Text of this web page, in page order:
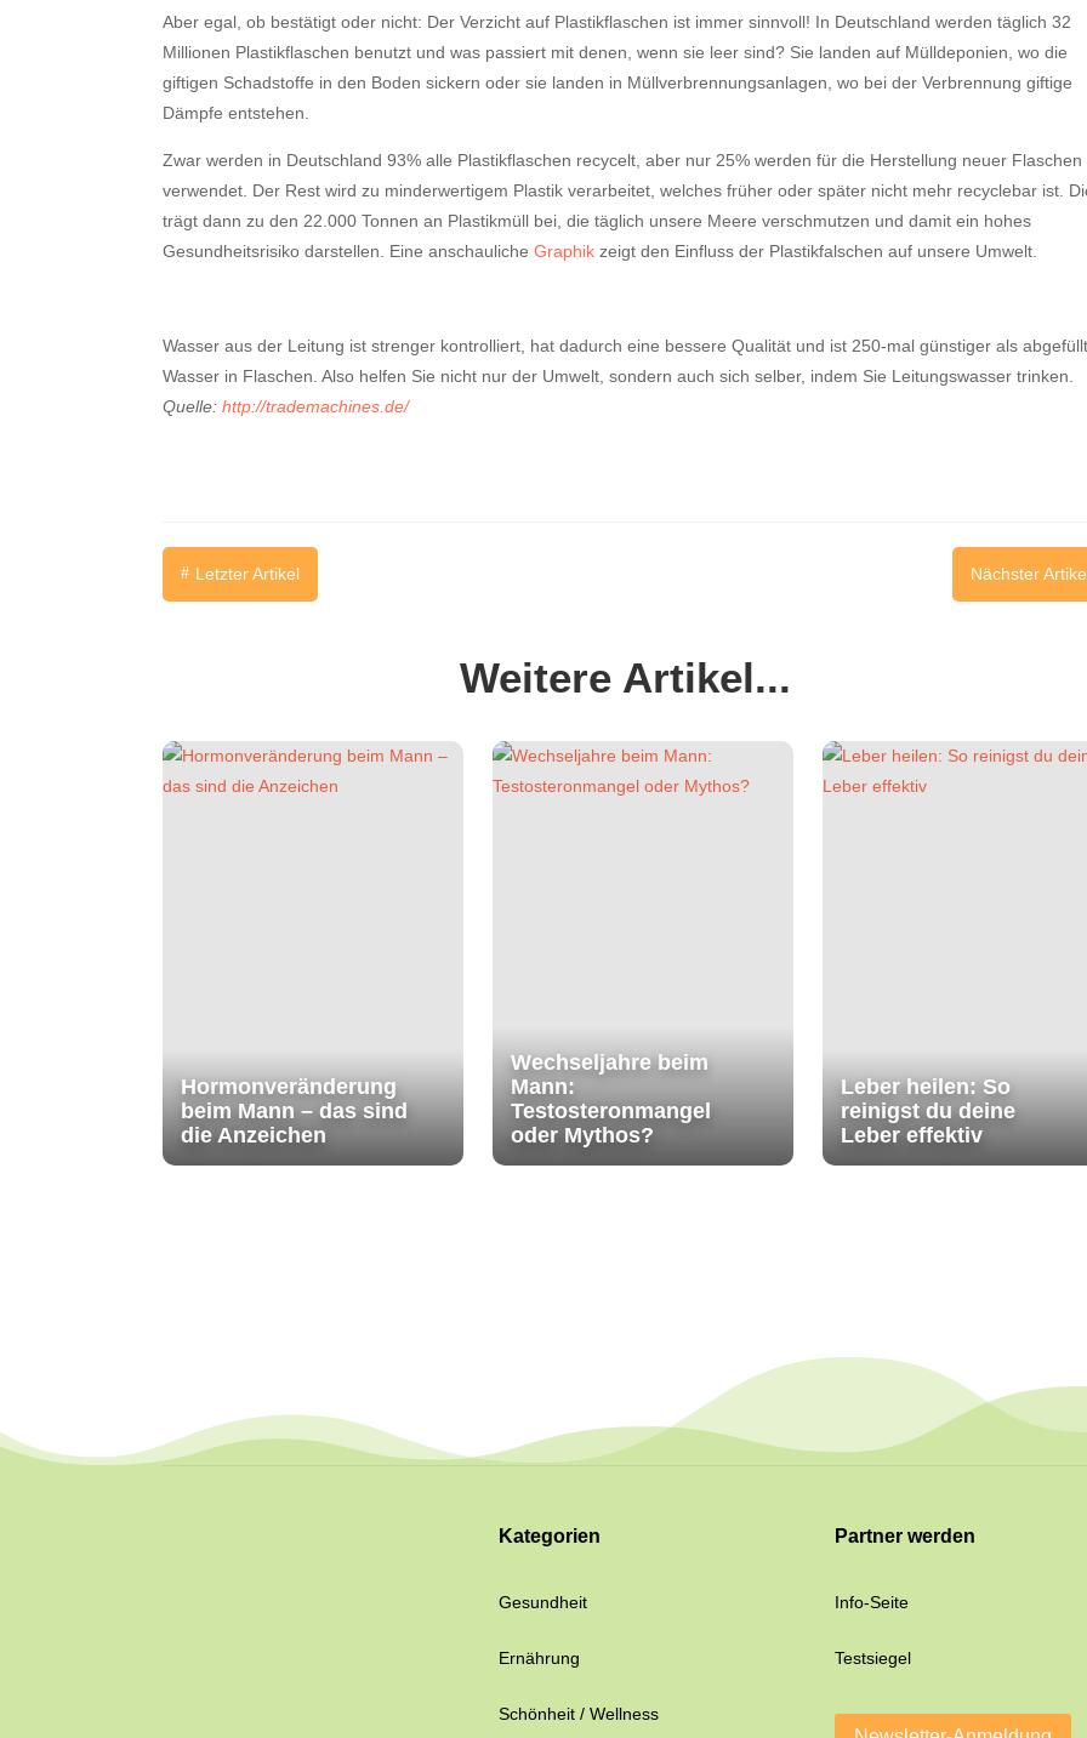
Aber egal, ob bestätigt oder nicht: Der Verzicht auf Plastikflaschen ist immer sinnvoll! In Deutschland werden täglich 32
Millionen Plastikflaschen benutzt und was passiert mit denen, wenn sie leer sind? Sie landen auf Mülldeponien, wo die
giftigen Schadstoffe in den Boden sickern oder sie landen in Müllverbrennungsanlagen, wo bei der Verbrennung giftige
Dämpfe entstehen.
Zwar werden in Deutschland 93% alle Plastikflaschen recycelt, aber nur 25% werden für die Herstellung neuer Flaschen
verwendet. Der Rest wird zu minderwertigem Plastik verarbeitet, welches früher oder später nicht mehr recyclebar ist.
trägt dann zu den 22.000 Tonnen an Plastikmüll bei, die täglich unsere Meere verschmutzen und damit ein hohes
Gesundheitsrisiko darstellen. Eine anschauliche Graphik zeigt den Einfluss der Plastikfalschen auf unsere Umwelt.
Wasser aus der Leitung ist strenger kontrolliert, hat dadurch eine bessere Qualität und ist 250-mal günstiger als
Wasser in Flaschen. Also helfen Sie nicht nur der Umwelt, sondern auch sich selber, indem Sie Leitungswasser trinken.
Quelle: http://trademachines.de/
# Letzter Artikel Nächster
Weitere Artikel...
Hormonveränderung
beim Mann – das sind
die Anzeichen
Wechseljahre beim
Mann:
Testosteronmangel
oder Mythos?
Leber heilen: So
reinigst du deine
Leber effektiv
Kategorien
Gesundheit
Ernährung
Schönheit / Wellness
Partner werden
Info-Seite
Testsiegel